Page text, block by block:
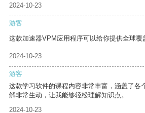
2024-10-23
游客
这款加速器VPM应用程序可以给你提供全球覆
2024-10-23
游客
这款学习软件的课程内容非常丰富，涵盖了各
解非常生动，让我能够轻松理解知识点。
2024-10-23